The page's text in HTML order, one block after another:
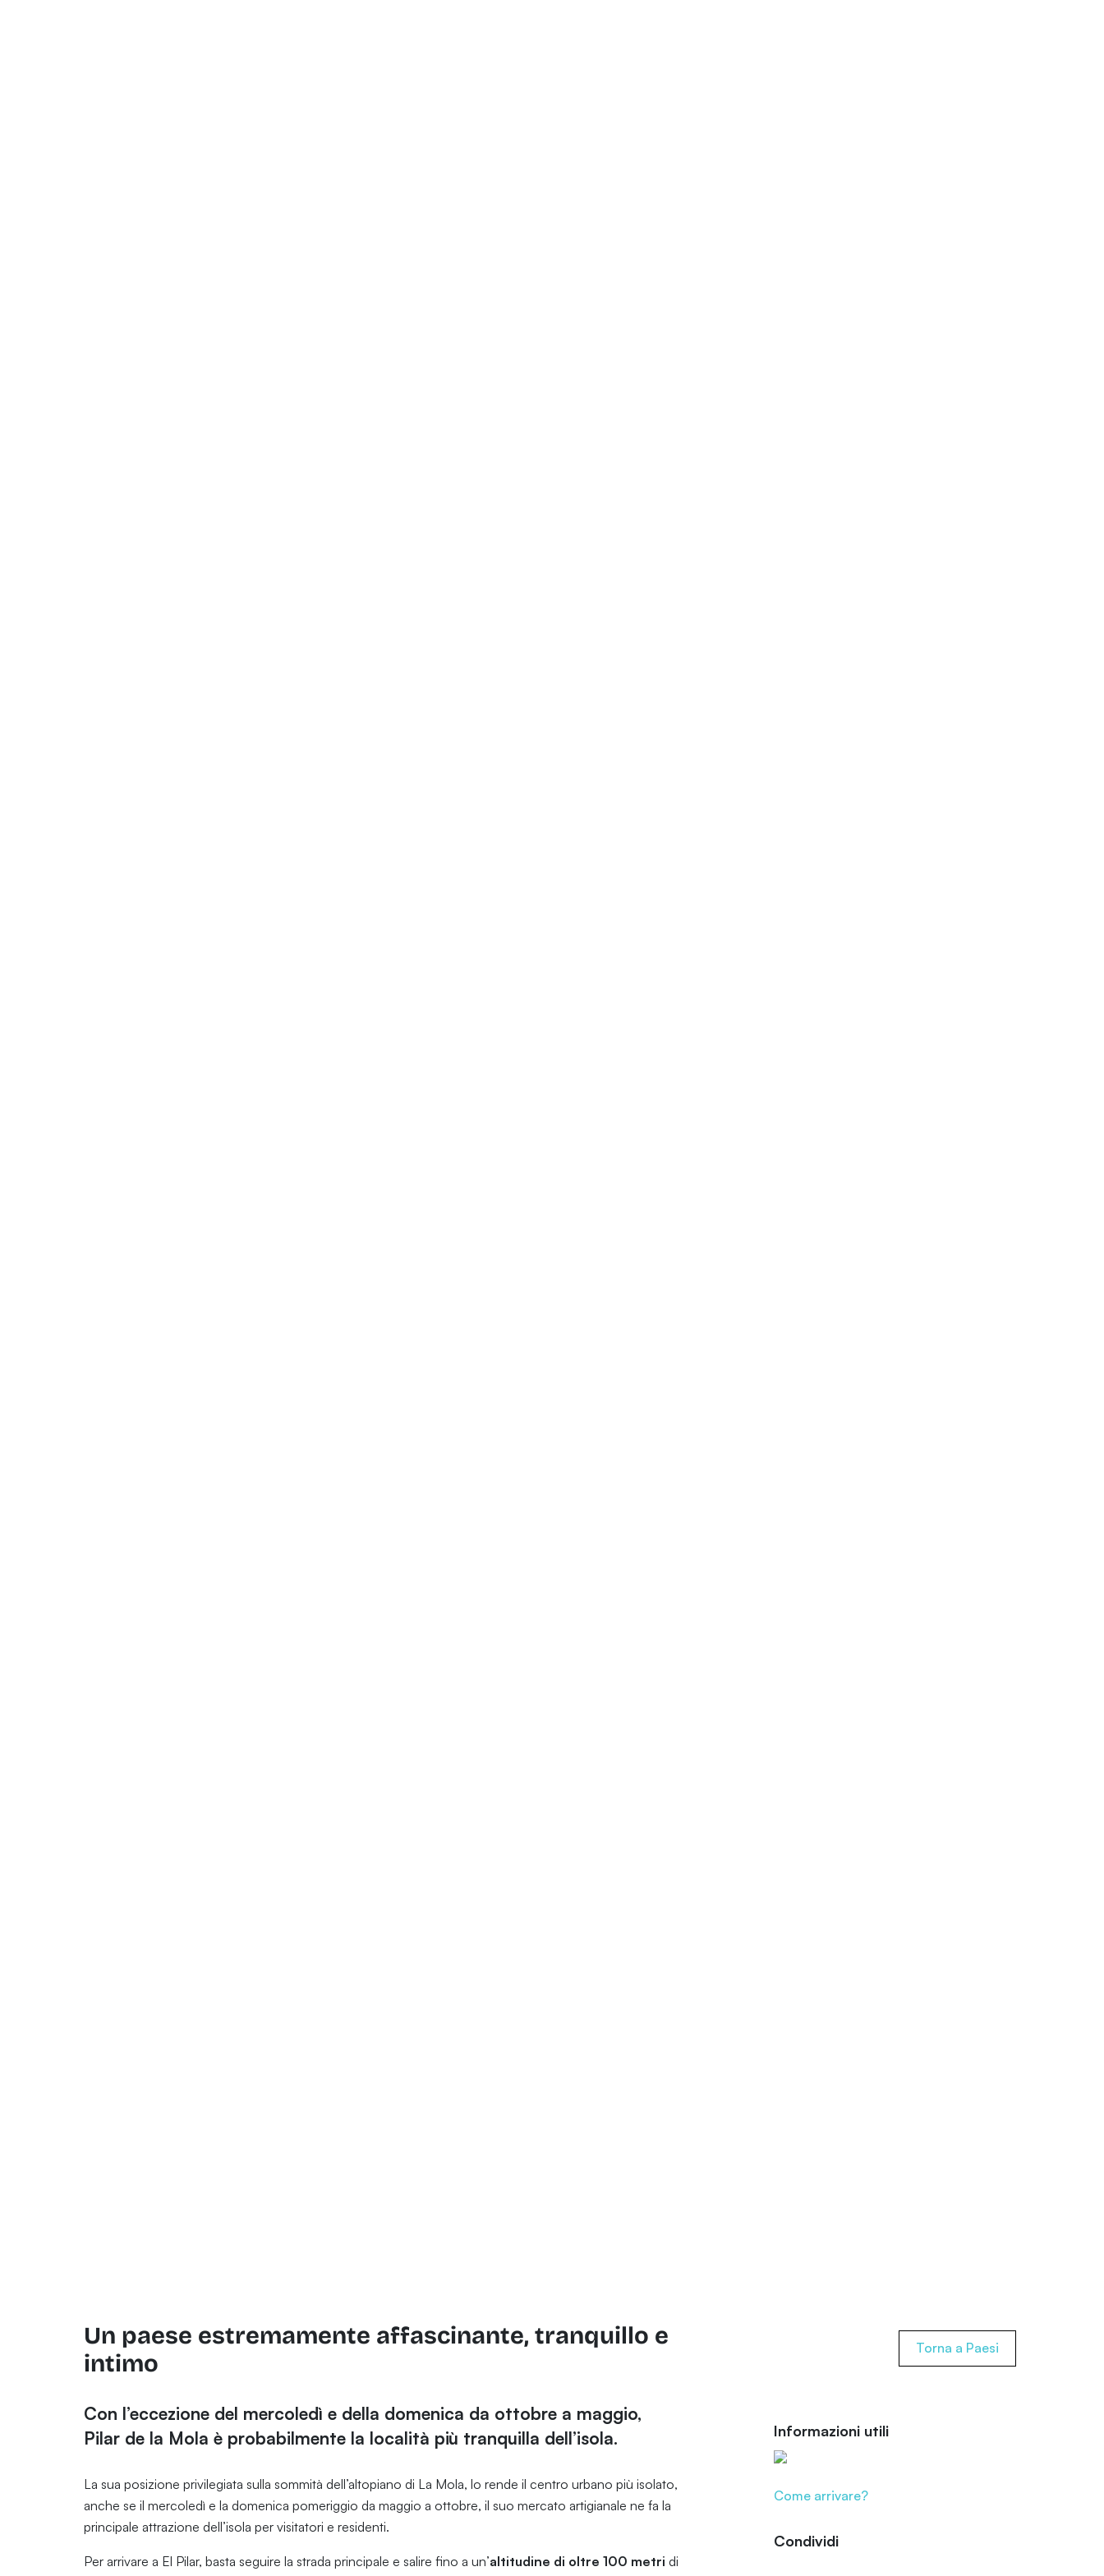
Un paese estremamente affascinante, tranquillo e
intimo
Con l’eccezione del mercoledì e della domenica da ottobre a maggio,
Pilar de la Mola è probabilmente la località più tranquilla dell’isola.
La sua posizione privilegiata sulla sommità dell’altopiano di La Mola, lo rende il centro urbano più isolato,
anche se il mercoledì e la domenica pomeriggio da maggio a ottobre, il suo mercato artigianale ne fa la
principale attrazione dell’isola per visitatori e residenti.
Per arrivare a El Pilar, basta seguire la strada principale e salire fino a un’altitudine di oltre 100 metri di
Torna a Paesi
Informazioni utili
Come arrivare?
Condividi